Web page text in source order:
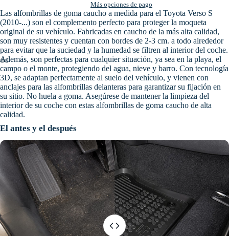
Más opciones de pago
Las alfombrillas de goma caucho a medida para el Toyota Verso S
(2010-...) son el complemento perfecto para proteger la moqueta
original de su vehículo. Fabricadas en caucho de la más alta calidad,
son muy resistentes y cuentan con bordes de 2-3 cm. a todo alrededor
para evitar que la suciedad y la humedad se filtren al interior del coche.
Además, son perfectas para cualquier situación, ya sea en la playa, el
campo o el monte, protegiendo del agua, nieve y barro. Con tecnología
3D, se adaptan perfectamente al suelo del vehículo, y vienen con
anclajes para las alfombrillas delanteras para garantizar su fijación en
su sitio. No huela a goma. Asegúrese de mantener la limpieza del
interior de su coche con estas alfombrillas de goma caucho de alta
calidad.
El antes y el después